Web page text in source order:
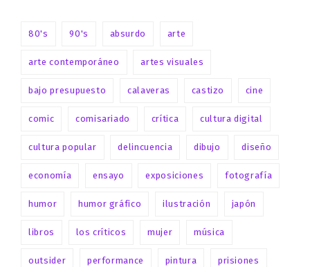
80's 90's absurdo arte
arte contemporáneo artes visuales
bajo presupuesto calaveras castizo cine
comic comisariado crítica cultura digital
cultura popular delincuencia dibujo diseño
economía ensayo exposiciones fotografía
humor humor gráfico ilustración japón
libros los críticos mujer música
outsider performance pintura prisiones